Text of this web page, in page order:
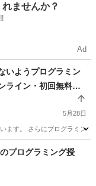
れませんか？
Ad
いようプログラミン
ライン・初回無料
5月28日
ます。 さらにプログラミン
プログラミング授